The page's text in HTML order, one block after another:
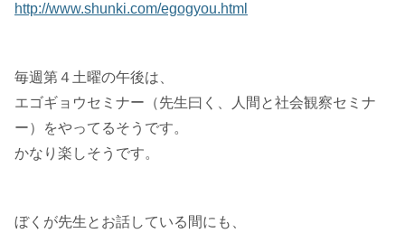
http://www.shunki.com/egogyou.html
毎週第４土曜の午後は、
エゴギョウセミナー（先生曰く、人間と社会観察セミナ
ー）をやってるそうです。
かなり楽しそうです。
ぼくが先生とお話している間にも、